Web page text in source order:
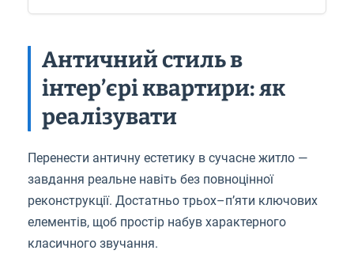
Античний стиль в
інтер’єрі квартири: як
реалізувати
Перенести античну естетику в сучасне житло —
завдання реальне навіть без повноцінної
реконструкції. Достатньо трьох–п’яти ключових
елементів, щоб простір набув характерного
класичного звучання.